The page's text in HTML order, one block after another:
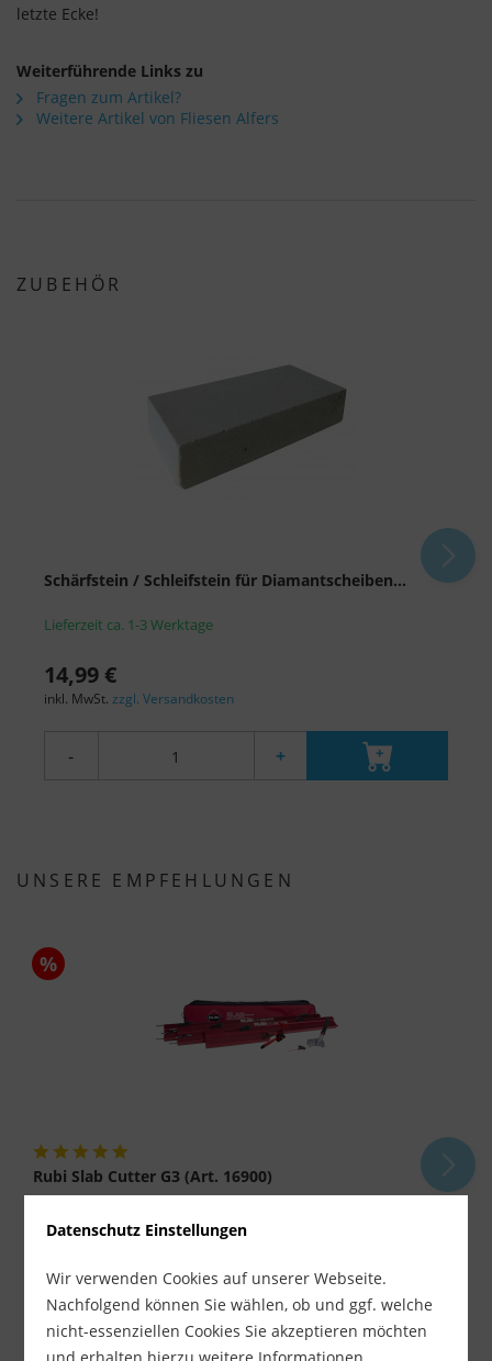
letzte Ecke!
Weiterführende Links zu
Fragen zum Artikel?
Weitere Artikel von Fliesen Alfers
ZUBEHÖR
Schärfstein / Schleifstein für Diamantscheiben...
Lieferzeit ca. 1-3 Werktage
14,99 €
inkl. MwSt. zzgl. Versandkosten
- +
UNSERE EMPFEHLUNGEN
%
Rubi Slab Cutter G3 (Art. 16900)
Lieferzeit ca. 1-3 Werktage
583,90 € 629,00 €
inkl. MwSt.zzgl. Versandkosten
- +
Datenschutz Einstellungen
Wir verwenden Cookies auf unserer Webseite.
Nachfolgend können Sie wählen, ob und ggf. welche
nicht-essenziellen Cookies Sie akzeptieren möchten
und erhalten hierzu weitere Informationen.